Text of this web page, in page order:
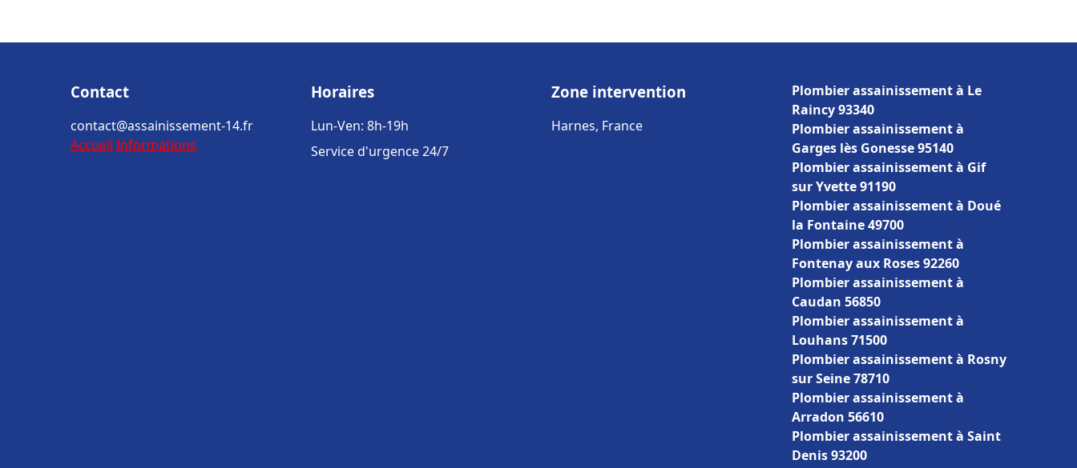
Contact
contact@assainissement-14.fr
Accueil Informations
Horaires
Lun-Ven: 8h-19h
Service d'urgence 24/7
Zone intervention
Harnes, France
Plombier assainissement à Le
Raincy 93340
Plombier assainissement à
Garges lès Gonesse 95140
Plombier assainissement à Gif
sur Yvette 91190
Plombier assainissement à Doué
la Fontaine 49700
Plombier assainissement à
Fontenay aux Roses 92260
Plombier assainissement à
Caudan 56850
Plombier assainissement à
Louhans 71500
Plombier assainissement à Rosny
sur Seine 78710
Plombier assainissement à
Arradon 56610
Plombier assainissement à Saint
Denis 93200